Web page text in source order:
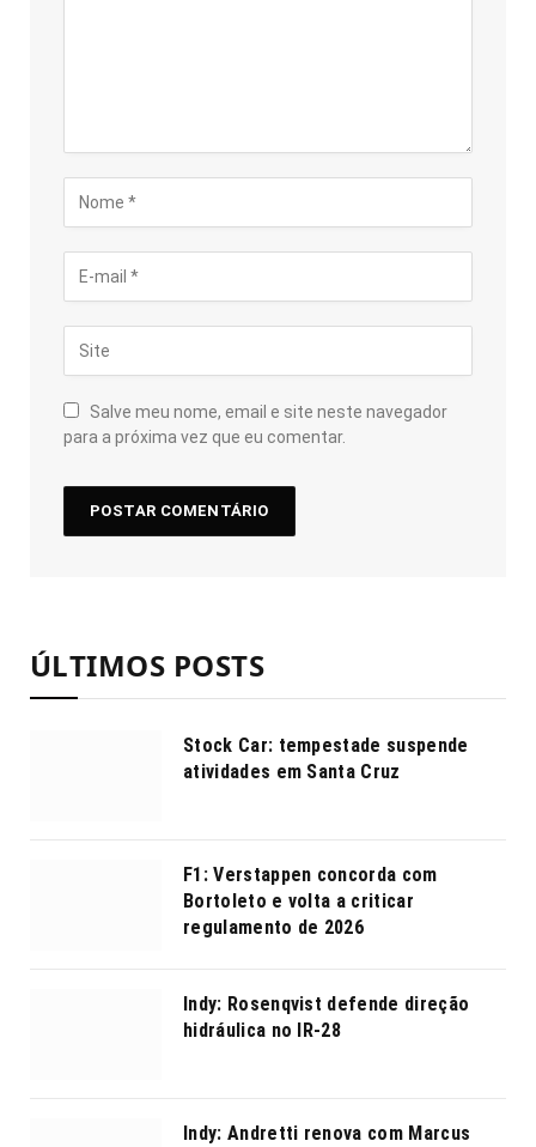
Salve meu nome, email e site neste navegador
para a próxima vez que eu comentar.
ÚLTIMOS POSTS
Stock Car: tempestade suspende
atividades em Santa Cruz
F1: Verstappen concorda com
Bortoleto e volta a criticar
regulamento de 2026
Indy: Rosenqvist defende direção
hidráulica no IR-28
Indy: Andretti renova com Marcus